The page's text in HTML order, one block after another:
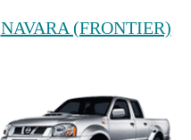
NAVARA (FRONTIER)